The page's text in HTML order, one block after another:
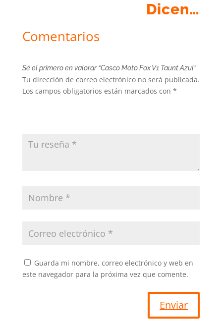
Dicen…
Comentarios
Sé el primero en valorar “Casco Moto Fox V1 Taunt Azul”
Tu dirección de correo electrónico no será publicada.
Los campos obligatorios están marcados con *
Guarda mi nombre, correo electrónico y web en
este navegador para la próxima vez que comente.
Enviar